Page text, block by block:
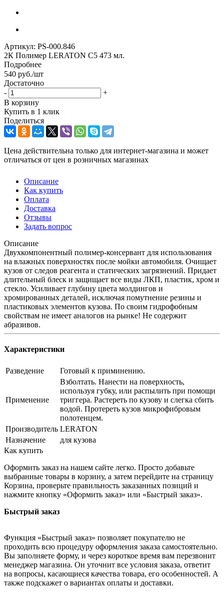
Артикул: PS-000.846
2К Полимер LERATON C5 473 мл.
Подробнее
540 руб./шт
Достаточно
-
+
В корзину
Купить в 1 клик
Поделиться
Цена действительна только для интернет-магазина и может
отличаться от цен в розничных магазинах
Описание
Как купить
Оплата
Доставка
Отзывы
Задать вопрос
Описание
Двухкомпонентный полимер-консервант для использования
на влажных поверхностях после мойки автомобиля. Очищает
кузов от следов реагента и статических загрязнений. Придает
длительный блеск и защищает все виды ЛКП, пластик, хром и
стекло. Усиливает глубину цвета молдингов и
хромированных деталей, исключая помутнение резины и
пластиковых элементов кузова. По своим гидрофобным
свойствам не имеет аналогов на рынке! Не содержит
абразивов.
Характеристики
Разведение Готовый к приминению.
Применение
Взболтать. Нанести на поверхность,
используя губку, или распылить при помощи
триггера. Растереть по кузову и слегка сбить
водой. Протереть кузов микрофибровым
полотенцем.
Производитель LERATON
Назначение
для кузова
Как купить
Оформить заказ на нашем сайте легко. Просто добавьте
выбранные товары в корзину, а затем перейдите на страницу
Корзина, проверьте правильность заказанных позиций и
нажмите кнопку «Оформить заказ» или «Быстрый заказ».
Быстрый заказ
Функция «Быстрый заказ» позволяет покупателю не
проходить всю процедуру оформления заказа самостоятельно.
Вы заполняете форму, и через короткое время вам перезвонит
менеджер магазина. Он уточнит все условия заказа, ответит
на вопросы, касающиеся качества товара, его особенностей. А
также подскажет о вариантах оплаты и доставки.